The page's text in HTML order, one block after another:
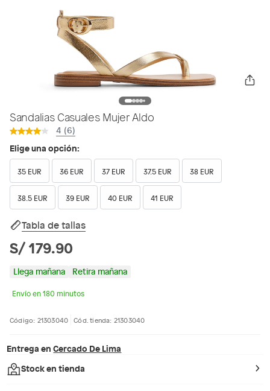
Sandalias Casuales Mujer Aldo
4 (6)
Elige una opción:
35 EUR 36 EUR 37 EUR 37.5 EUR 38 EUR
38.5 EUR 39 EUR 40 EUR 41 EUR
Tabla de tallas
S/ 179.90
Llega mañana Retira mañana
Envío en 180 minutos
Código: 21303040 Cód. tienda: 21303040
Entrega en Cercado De Lima
Stock en tienda